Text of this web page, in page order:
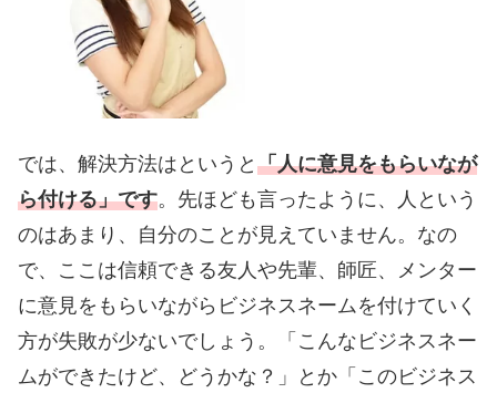
では、解決方法はというと 「人に意見をもらいなが
ら付ける」です。先ほども言ったように、人という
のはあまり、自分のことが見えていません。なの
で、ここは信頼できる友人や先輩、師匠、メンター
に意見をもらいながらビジネスネームを付けていく
方が失敗が少ないでしょう。「こんなビジネスネー
ムができたけど、どうかな？」とか「このビジネス